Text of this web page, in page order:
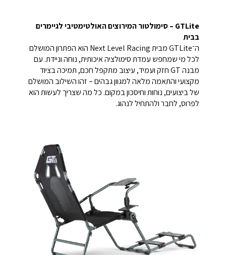
GTLite – סימולטור המירוצים האולטימטיבי לגיימרים
בבית
ה־GTLite מבית Next Level Racing הוא הפתרון המושלם
לכל מי שמחפש עמדת סימולציה איכותית, נוחה וניידת. עם
מבנה GT חזק ועמיד, עיצוב מתקפל חכם, תמיכה בציוד
מקצועי והתאמה מלאה למגוון גבהים – זהו השילוב המושלם
של ביצועים, נוחות וחיסכון במקום. כל מה שצריך לעשות הוא
לפרוס, לחבר ולהתחיל לנהוג.